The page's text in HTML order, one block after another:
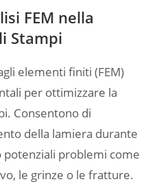
FEM nella
Stampi
elementi finiti (FEM)
per ottimizzare la
Consentono di
della lamiera durante
potenziali problemi come
le grinze o le fratture.